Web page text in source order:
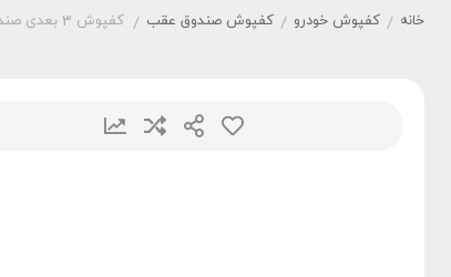
خانه / کفپوش خودرو / کفپوش صندوق عقب / کفپوش 3 بعدی صندوق عقب راوفور Rav4